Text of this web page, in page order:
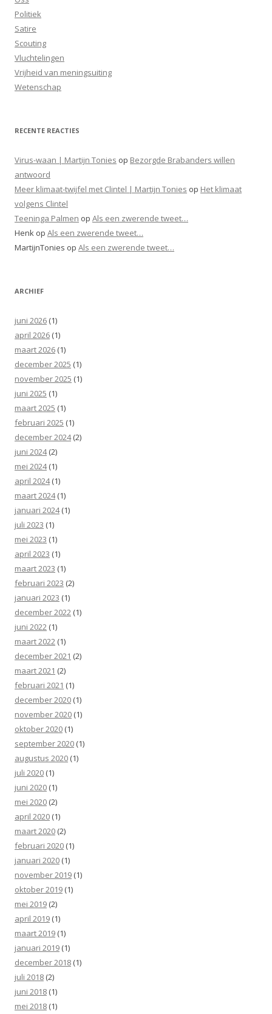
Politiek
Satire
Scouting
Vluchtelingen
Vrijheid van meningsuiting
Wetenschap
RECENTE REACTIES
Virus-waan | Martijn Tonies op Bezorgde Brabanders willen
antwoord
Meer klimaat-twijfel met Clintel | Martijn Tonies op Het klimaat
volgens Clintel
Teeninga Palmen op Als een zwerende tweet…
Henk op Als een zwerende tweet…
MartijnTonies op Als een zwerende tweet…
ARCHIEF
juni 2026 (1)
april 2026 (1)
maart 2026 (1)
december 2025 (1)
november 2025 (1)
juni 2025 (1)
maart 2025 (1)
februari 2025 (1)
december 2024(2)
juni 2024(2)
mei 2024(1)
april 2024(1)
maart 2024(1)
januari 2024(1)
juli 2023 (1)
mei 2023 (1)
april 2023 (1)
maart 2023 (1)
februari 2023 (2)
januari 2023 (1)
december 2022 (1)
juni 2022 (1)
maart 2022 (1)
december 2021 (2)
maart 2021 (2)
februari 2021 (1)
december 2020 (1)
november 2020 (1)
oktober 2020 (1)
september 2020 (1)
augustus 2020 (1)
juli 2020 (1)
juni 2020 (1)
mei 2020 (2)
april 2020 (1)
maart 2020 (2)
februari 2020 (1)
januari 2020 (1)
november 2019 (1)
oktober 2019 (1)
mei 2019 (2)
april 2019 (1)
maart 2019 (1)
januari 2019 (1)
december 2018 (1)
juli 2018 (2)
juni 2018 (1)
mei 2018 (1)